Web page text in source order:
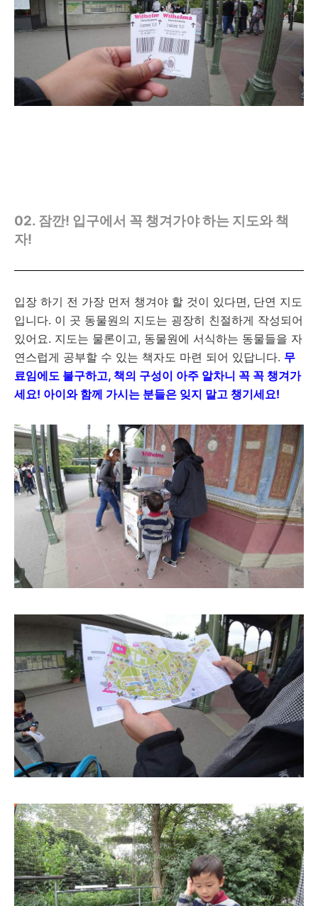
02. 잠깐! 입구에서 꼭 챙겨가야 하는 지도와 책
자!
입장 하기 전 가장 먼저 챙겨야 할 것이 있다면, 단연 지도
입니다. 이 곳 동물원의 지도는 굉장히 친절하게 작성되어
있어요. 지도는 물론이고, 동물원에 서식하는 동물들을 자
연스럽게 공부할 수 있는 책자도 마련 되어 있답니다. 무
료임에도 불구하고, 책의 구성이 아주 알차니 꼭 꼭 챙겨가
세요! 아이와 함께 가시는 분들은 잊지 말고 챙기세요!